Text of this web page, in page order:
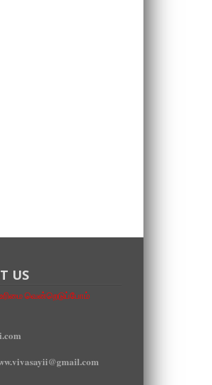
US
உரிமை வென்றெடுப்போம்